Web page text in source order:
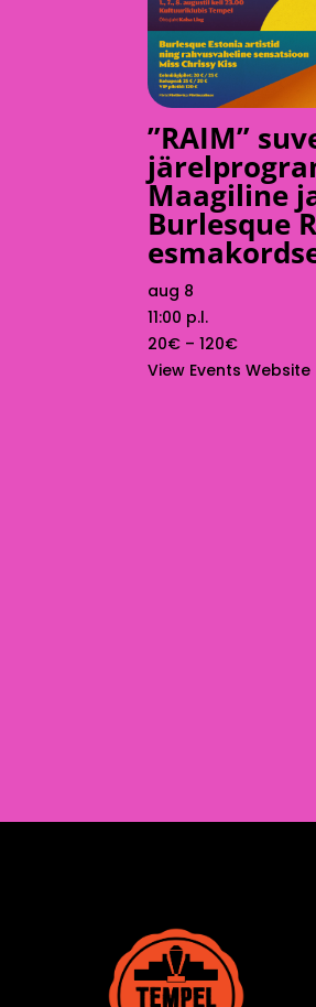
”RAIM”
Maagiline
Burlesque
aug 8
11:00 p.l.
20€ – 120€
View Events Website